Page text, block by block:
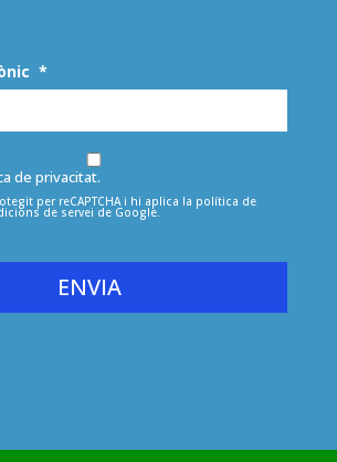
*
de privacitat.
per reCAPTCHA i hi aplica la política de
de servei de Google.